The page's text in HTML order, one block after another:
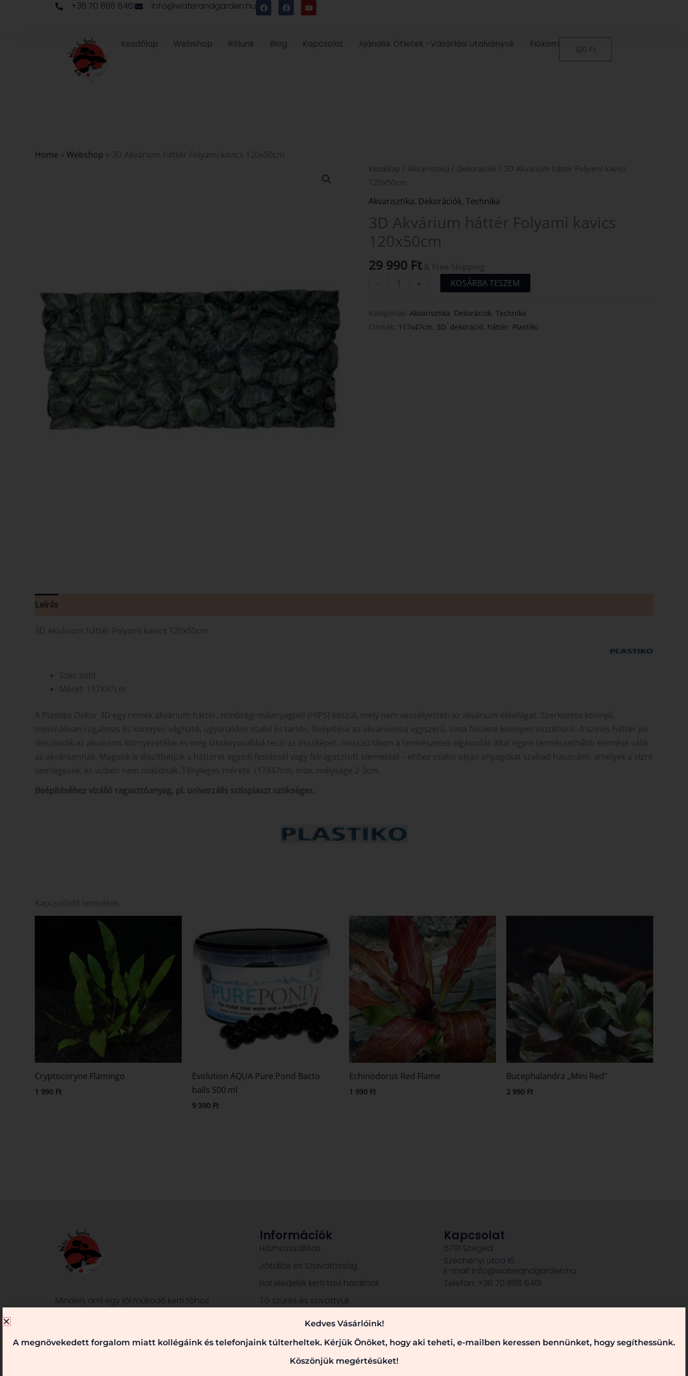
+36 70 886 6461 info@waterandgarden.hu F
a
c
F
a
c
o
o
Y
o
u
b
e
Kezdőlap Webshop Rólunk Blog Kapcsolat Ajándék Ötletek -Vásárlási Utalványok Fiókom 0 Ft
Kosár
Home » Webshop » 3D Akvárium háttér Folyami kavics 120x50cm
Kezdőlap / Akvarisztika / Dekorációk / 3D Akvárium háttér Folyami kavics
120x50cm
Akvarisztika Dekorációk ,Technika
3D Akvárium háttér Folyami kavics
120x50cm
29 990 Ft & Free Shipping
-
3D
Akvárium
háttér
kavics
120x50cm
+ KOSÁRBA TESZEM
Kategóriák:Akvarisztika, Dekorációk,Technika
Címkék: 117x47cm, 3D, dekoráció, háttér, Plastiko
Leírás
3D Akvárium háttér Folyami kavics 120x50cm
Szín: zöld
Méret: 117X47cm
A Plastiko Dekor 3D egy remek akvárium háttér, minőségi műanyagból (HIPS) készül, mely nem veszélyezteti az akvárium élővilágát. Szerkezete könnyű,
minimálisan rugalmas és könnyen vágható, ugyanakkor stabil és tartós. Beépítése az akváriumba egyszerű, sima felülete könnyen tisztítható. A színes háttér jól
illeszkedik az akvárium környezetébe és még látványosabbá teszi az összképet. Hosszú távon a természetes algásodás által egyre természethűbb elemévé válik
az akváriumnak. Magunk is díszíthetjük a hátteret egyedi festéssel vagy felragasztott elemekkel – ehhez csakis olyan anyagokat szabad használni, amelyek a vízre
semlegesek, és vízben nem oldódnak. Tényleges mérete 117X47cm, max. mélysége 2-3cm.
Beépítéséhez vízálló ragasztóanyag, pl. univerzális sziloplaszt szükséges.
Kapcsolódó termékek
Cryptocoryne Flamingo
1 990 Ft
Evolution AQUA Pure Pond Bacto
balls 500 ml
9 390 Ft
Echinodorus Red Flame
1 990 Ft
Bucephalandra „Mini Red”
2 990 Ft
Minden, ami egy jól működő kerti tóhoz
szaktanácsainkat! Keressen bennünket!
Információk
Házhozszállítás
Jótállás és Szavatosság
Hal eledelek kerti tavi halaknak
Tó szűrés és szivattyúk
Dekorációk, szobrok
Kapcsolat
6791 Szeged
Széchenyi utca 16.
E-mail: info@waterandgarden.hu
Telefon: +36 70 886 6461
Kedves Vásárlóink!
A megnövekedett forgalom miatt kollégáink és telefonjaink túlterheltek. Kérjük Önöket, hogy aki teheti, e-mailben keressen bennünket, hogy segíthessünk.
Köszönjük megértésüket!